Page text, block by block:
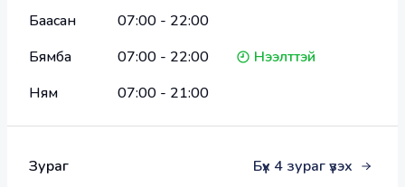
Баасан
07:00 - 22:00
Бямба
07:00 - 22:00
Нээлттэй
Ням
07:00 - 21:00
Зураг Бүх 4 зураг үзэх